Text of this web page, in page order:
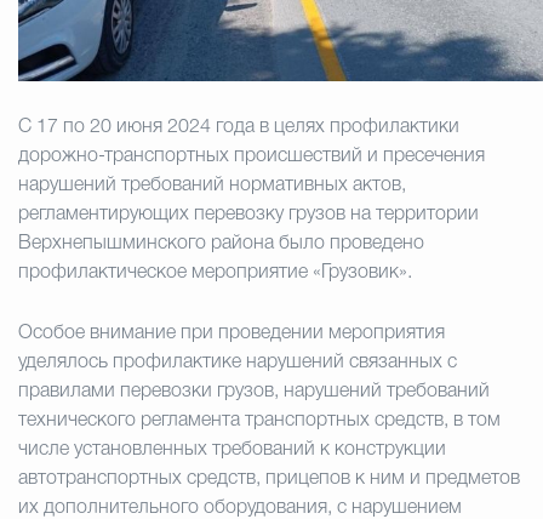
Избирательная
Гостям Городского
Общественная
Градостроительство и
Государственные организации
С 17 по 20 июня 2024 года в целях профилактики
дорожно-транспортных происшествий и пресечения
нарушений требований нормативных актов,
регламентирующих перевозку грузов на территории
Верхнепышминского района было проведено
профилактическое мероприятие «Грузовик».
Особое внимание при проведении мероприятия
уделялось профилактике нарушений связанных с
правилами перевозки грузов, нарушений требований
технического регламента транспортных средств, в том
числе установленных требований к конструкции
автотранспортных средств, прицепов к ним и предметов
их дополнительного оборудования, с нарушением